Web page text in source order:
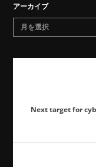
アーカイブ
月を選択
Next target for